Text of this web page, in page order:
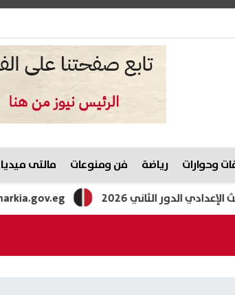
وحوارات رياضة فن ومنوعات مالتى ميديا
nateega.sharkia.gov.eg نتيجة الشهادة الإعدادية محافظة الشرقية الدور الثاني بالاسم ورقم الجلوس 2026 الثاني 2026